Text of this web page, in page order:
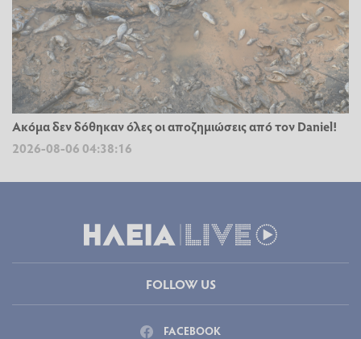
Ακόμα δεν δόθηκαν όλες οι αποζημιώσεις από τον Daniel!
2026-08-06 04:38:16
FOLLOW US
FACEBOOK